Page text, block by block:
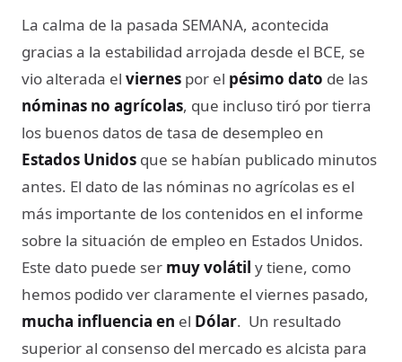
La calma de la pasada SEMANA, acontecida
gracias a la estabilidad arrojada desde el BCE, se
vio alterada el viernes por el pésimo dato de las
nóminas no agrícolas, que incluso tiró por tierra
los buenos datos de tasa de desempleo en
Estados Unidos que se habían publicado minutos
antes. El dato de las nóminas no agrícolas es el
más importante de los contenidos en el informe
sobre la situación de empleo en Estados Unidos.
Este dato puede ser muy volátil y tiene, como
hemos podido ver claramente el viernes pasado,
mucha influencia en el Dólar. Un resultado
superior al consenso del mercado es alcista para